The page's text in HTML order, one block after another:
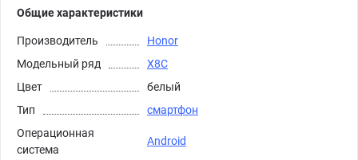
Общие характеристики
Производитель
Honor
Модельный ряд
X8C
Цвет
белый
Тип
смартфон
Операционная
система
Android